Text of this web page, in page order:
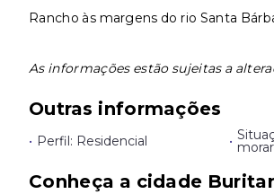
Rancho às margens do rio Santa
As informações estão sujeitas a
Outras informações
• Perfil: Residencial • morar
Conheça a cidade